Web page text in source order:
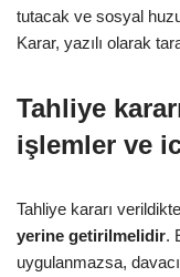
tutacak ve sosyal
Karar, yazılı olarak
Tahliye
işlemler ve
Tahliye kararı
yerine getirilmelidir.
uygulanmazsa,